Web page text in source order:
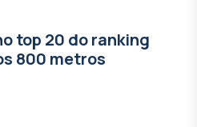
top 20 do ranking
800 metros